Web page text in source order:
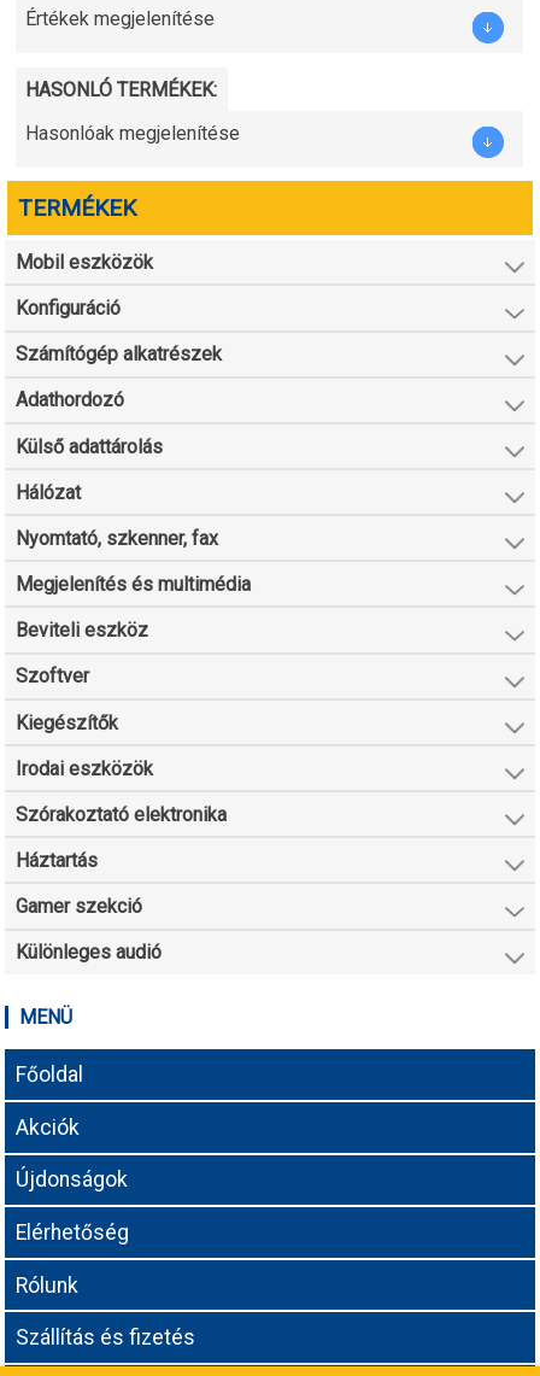
Értékek megjelenítése
HASONLÓ TERMÉKEK:
Hasonlóak megjelenítése
TERMÉKEK
Mobil eszközök
Konfiguráció
Számítógép alkatrészek
Adathordozó
Külső adattárolás
Hálózat
Nyomtató, szkenner, fax
Megjelenítés és multimédia
Beviteli eszköz
Szoftver
Kiegészítők
Irodai eszközök
Szórakoztató elektronika
Háztartás
Gamer szekció
Különleges audió
MENÜ
Főoldal
Akciók
Újdonságok
Elérhetőség
Rólunk
Szállítás és fizetés